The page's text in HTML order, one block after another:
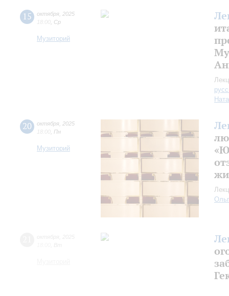
15 октября 2025
18:00 Ср
Музиторий
20 октября 2025
18:00 Пн
Музиторий